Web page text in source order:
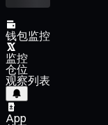
钱包监控
监控
仓位
观察列表
App